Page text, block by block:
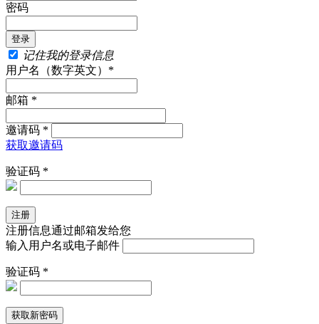
密码
记住我的登录信息
用户名（数字英文）*
邮箱 *
邀请码 *
获取邀请码
验证码 *
注册信息通过邮箱发给您
输入用户名或电子邮件
验证码 *